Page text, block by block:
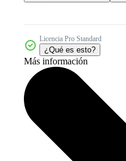
Licencia Pro Standard
¿Qué es esto?
Más información